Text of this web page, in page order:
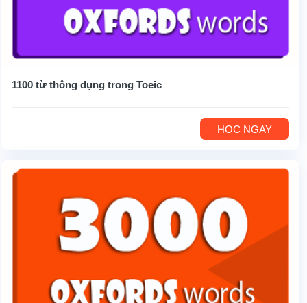
1100 từ thông dụng trong Toeic
HỌC NGAY